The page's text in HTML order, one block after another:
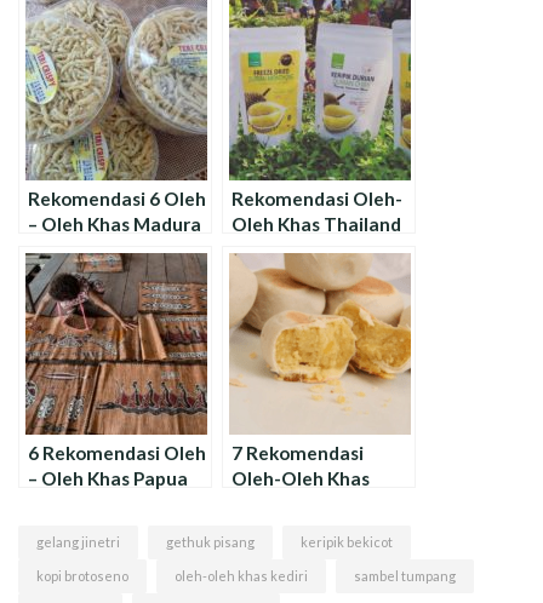
Rekomendasi 6 Oleh
– Oleh Khas Madura
Yang Wajib Dibeli !
Rekomendasi Oleh-
Oleh Khas Thailand
yang Halal dan
Murah
6 Rekomendasi Oleh
– Oleh Khas Papua
7 Rekomendasi
Oleh-Oleh Khas
gelang jinetri gethuk pisang keripik bekicot
kopi brotoseno oleh-oleh khas kediri sambel tumpang